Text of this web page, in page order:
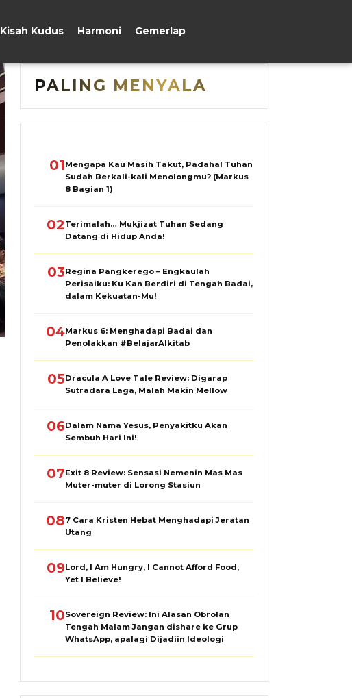
Kisah Kudus Harmoni Gemerlap
PALING MENYALA
01Mengapa Kau Masih Takut, Padahal Tuhan
Sudah Berkali-kali Menolongmu? (Markus
8 Bagian 1)
02Terimalah… Mukjizat Tuhan Sedang
Datang di Hidup Anda!
03Regina Pangkerego – Engkaulah
Perisaiku: Ku Kan Berdiri di Tengah Badai,
dalam Kekuatan-Mu!
04Markus 6: Menghadapi Badai dan
Penolakkan #BelajarAlkitab
05Dracula A Love Tale Review: Digarap
Sutradara Laga, Malah Makin Mellow
06Dalam Nama Yesus, Penyakitku Akan
Sembuh Hari Ini!
07Exit 8 Review: Sensasi Nemenin Mas Mas
Muter-muter di Lorong Stasiun
087 Cara Kristen Hebat Menghadapi Jeratan
Utang
09Lord, I Am Hungry, I Cannot Afford Food,
Yet I Believe!
10Sovereign Review: Ini Alasan Obrolan
Tengah Malam Jangan dishare ke Grup
WhatsApp, apalagi Dijadiin Ideologi